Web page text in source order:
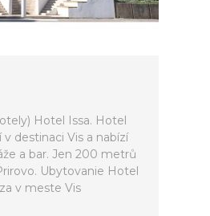
Hotel Issa. Hotel
v destinaci Vis a nabízí
a bar. Jen 200 metrů
Ubytovanie Hotel
v meste Vis